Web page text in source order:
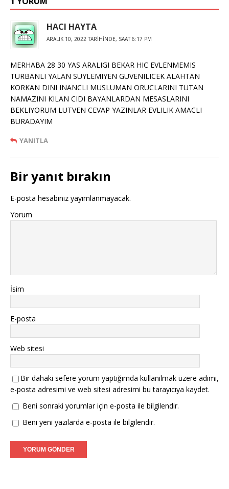
HACI HAYTA
ARALIK 10, 2022 TARIHINDE, SAAT 6:17 PM
MERHABA 28 30 YAS ARALIGI BEKAR HIC EVLENMEMIS
TURBANLI YALAN SUYLEMIYEN GUVENILICEK ALAHTAN
KORKAN DINI INANCLI MUSLUMAN ORUCLARINI TUTAN
NAMAZINI KILAN CIDI BAYANLARDAN MESASLARINI
BEKLIYORUM LUTVEN CEVAP YAZINLAR EVLILIK AMACLI
BURADAYIM
YANITLA
Bir yanıt bırakın
E-posta hesabınız yayımlanmayacak.
Yorum
İsim
E-posta
Web sitesi
Bir dahaki sefere yorum yaptığımda kullanılmak üzere adımı,
e-posta adresimi ve web sitesi adresimi bu tarayıcıya kaydet.
Beni sonraki yorumlar için e-posta ile bilgilendir.
Beni yeni yazılarda e-posta ile bilgilendir.